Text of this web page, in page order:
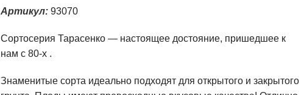
Артикул: 93070
Сортосерия Тарасенко — настоящее достояние, пришедшее к
нам с 80-х .
Знаменитые сорта идеально подходят для открытого и закрытого